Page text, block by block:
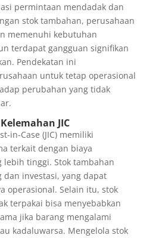
permintaan mendadak dan
stok tambahan, perusahaan
memenuhi kebutuhan
terdapat gangguan signifikan
Pendekatan ini
untuk tetap operasional
perubahan yang tidak
JIC
in-Case (JIC) memiliki
terkait dengan biaya
lebih tinggi. Stok tambahan
dan investasi, yang dapat
operasional. Selain itu, stok
terpakai bisa menyebabkan
jika barang mengalami
kadaluwarsa. Mengelola stok